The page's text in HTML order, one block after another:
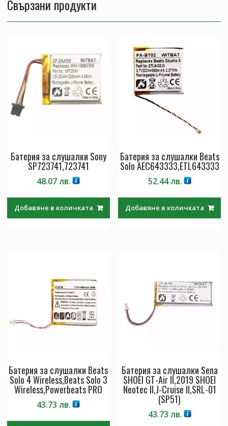
Свързани продукти
Батерия за слушалки Sony
SP723741,723741
48.07лв.
Добавяне в количката
Батерия за слушалки Beats
Solo AEC643333,ETL643333
52.44лв.
Добавяне в количката
Батерия за слушалки Beats
Solo 4 Wireless,Beats Solo 3
Wireless,Powerbeats PRO
43.73лв.
Батерия за слушалки Sena
SHOEI GT-Air II,2019 SHOEI
Neotec II,J-Cruise II,SRL-01
(SP51)
43.73 лв.